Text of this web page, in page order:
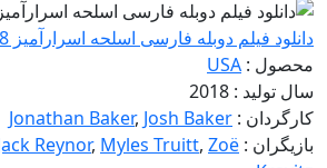
دانلود فیلم دوبله فارسی اسلحه اسرارآمیز Kin 2018
محصول : USA
سال تولید : 2018
کارگردان :
Jonathan Baker, Josh Baker
بازیگران :
Reynor, Myles Truitt, Zoë